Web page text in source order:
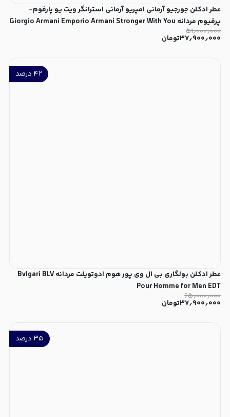
عطر ادکلن جورجیو آرمانی امپریو آرمانی استرانگر ویت یو پارفوم-
پرفیوم مردانه Giorgio Armani Emporio Armani Stronger With You
Parfum for Men
۵۱٫۰۰۰٫۰۰۰
۳۷٫۹۰۰٫۰۰۰تومان
۴۲ درصد
عطر ادکلن بولگاری بی ال وی پور هوم ادوتویلت مردانه Bvlgari BLV
Pour Homme for Men EDT
۶۵٫۰۰۰٫۰۰۰
۳۷٫۹۰۰٫۰۰۰تومان
۳۵ درصد